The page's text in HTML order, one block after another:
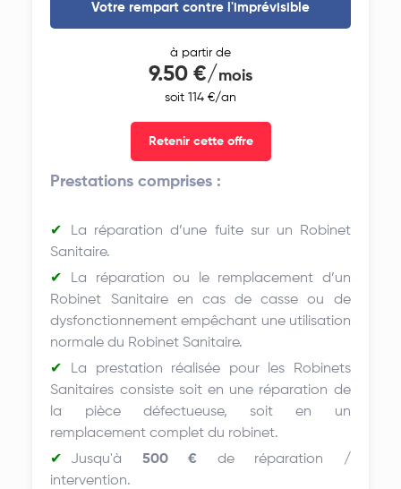
Votre rempart contre l'imprévisible
à partir de
9.50 €/mois
soit 114 €/an
Retenir cette offre
Prestations comprises :
La réparation d’une fuite sur un Robinet
Sanitaire.
La réparation ou le remplacement d’un
Robinet Sanitaire en cas de casse ou de
dysfonctionnement empêchant une utilisation
normale du Robinet Sanitaire.
La prestation réalisée pour les Robinets
Sanitaires consiste soit en une réparation de
la pièce défectueuse, soit en un
remplacement complet du robinet.
Jusqu'à 500 € de réparation /
intervention.